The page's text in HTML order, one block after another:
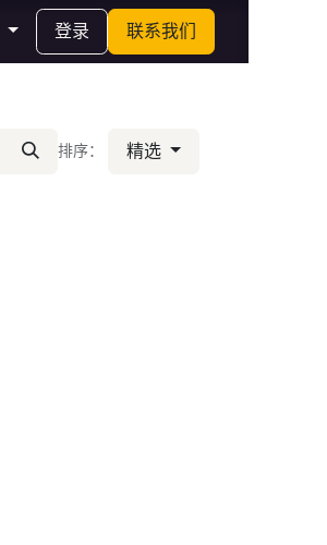
登录 联系我们
排序： 精选